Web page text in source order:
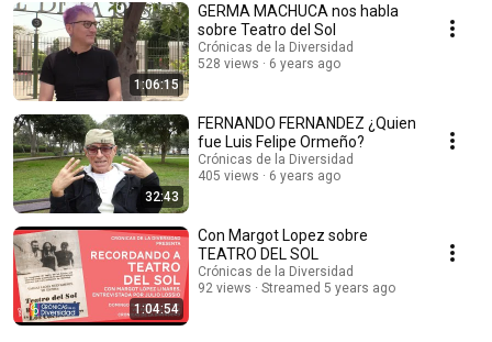
1:06:15
GERMA MACHUCA nos habla
sobre Teatro del Sol
Crónicas de la Diversidad
528 views
6 years ago
32:43
FERNANDO FERNANDEZ ¿Quien
fue Luis Felipe Ormeño?
Crónicas de la Diversidad
405 views
6 years ago
1:04:54
Con Margot Lopez sobre
TEATRO DEL SOL
Crónicas de la Diversidad
92 views
Streamed 5 years ago